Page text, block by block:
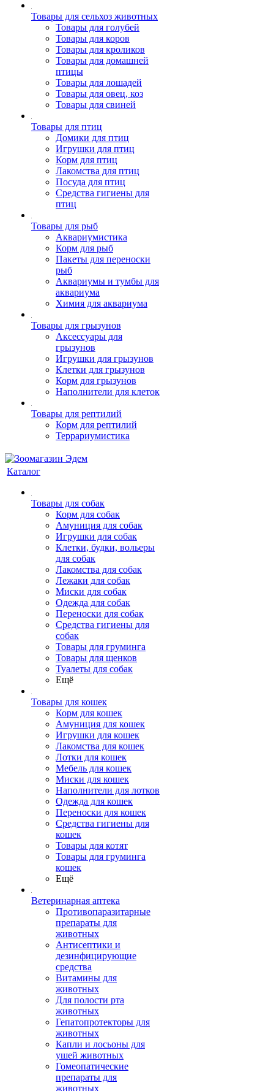
Товары для сельхоз животных
Товары для голубей
Товары для коров
Товары для кроликов
Товары для домашней
птицы
Товары для лошадей
Товары для овец, коз
Товары для свиней
Товары для птиц
Домики для птиц
Игрушки для птиц
Корм для птиц
Лакомства для птиц
Посуда для птиц
Средства гигиены для
птиц
Товары для рыб
Аквариумистика
Корм для рыб
Пакеты для переноски
рыб
Аквариумы и тумбы для
аквариума
Химия для аквариума
Товары для грызунов
Аксессуары для
грызунов
Игрушки для грызунов
Клетки для грызунов
Корм для грызунов
Наполнители для клеток
Товары для рептилий
Корм для рептилий
Террариумистика
Каталог
Товары для собак
Корм для собак
Амуниция для собак
Игрушки для собак
Клетки, будки, вольеры
для собак
Лакомства для собак
Лежаки для собак
Миски для собак
Одежда для собак
Переноски для собак
Средства гигиены для
собак
Товары для груминга
Товары для щенков
Туалеты для собак
Ещё
Товары для кошек
Корм для кошек
Амуниция для кошек
Игрушки для кошек
Лакомства для кошек
Лотки для кошек
Мебель для кошек
Миски для кошек
Наполнители для лотков
Одежда для кошек
Переноски для кошек
Средства гигиены для
кошек
Товары для котят
Товары для груминга
кошек
Ещё
Ветеринарная аптека
Противопаразитарные
препараты для
животных
Антисептики и
дезинфицирующие
средства
Витамины для
животных
Для полости рта
животных
Гепатопротекторы для
животных
Капли и лосьоны для
ушей животных
Гомеопатические
препараты для
животных